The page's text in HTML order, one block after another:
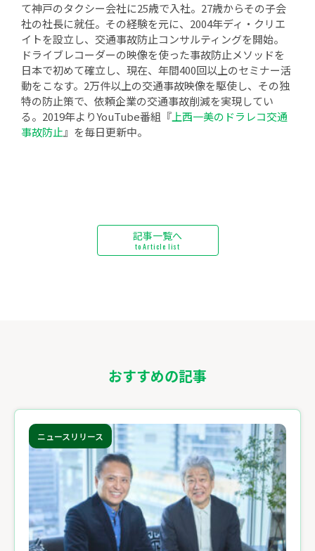
て神戸のタクシー会社に25歳で入社。27歳からその子会
社の社長に就任。その経験を元に、2004年ディ・クリエ
イトを設立し、交通事故防止コンサルティングを開始。
ドライブレコーダーの映像を使った事故防止メソッドを
日本で初めて確立し、現在、年間400回以上のセミナー活
動をこなす。2万件以上の交通事故映像を駆使し、その独
特の防止策で、依頼企業の交通事故削減を実現してい
る。2019年よりYouTube番組『 上西一美のドラレコ交通
事故防止』を毎日更新中。
記事一覧へ
to Article list
おすすめの記事
ニュースリリース